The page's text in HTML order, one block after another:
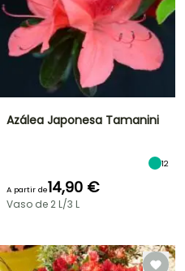
Azálea Japonesa Tamanini
12
A partir de14,90 €
Vaso de 2 L/3 L